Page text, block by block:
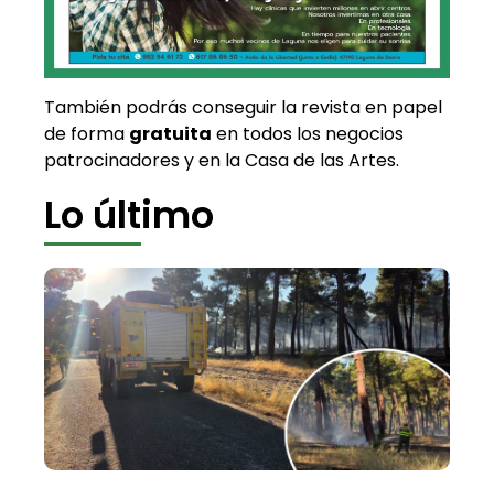
También podrás conseguir la revista en papel
de forma gratuita en todos los negocios
patrocinadores y en la Casa de las Artes.
Lo último